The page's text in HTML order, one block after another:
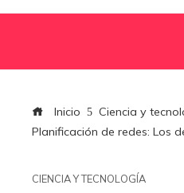
Inicio
Ciencia y
Planificación de redes: Los
CIENCIA Y TECNOLOGÍA